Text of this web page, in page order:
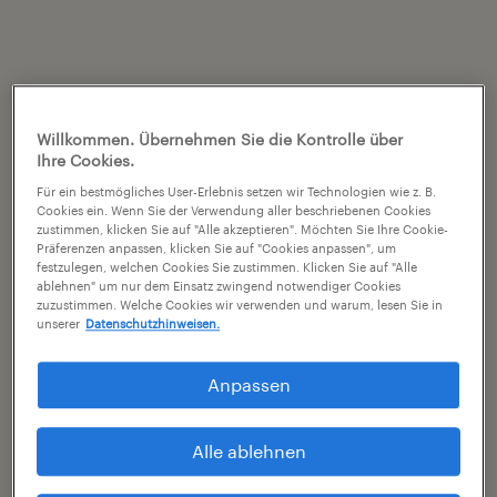
Willkommen. Übernehmen Sie die Kontrolle über
Ihre Cookies.
Für ein bestmögliches User-Erlebnis setzen wir Technologien wie z. B.
Cookies ein. Wenn Sie der Verwendung aller beschriebenen Cookies
zustimmen, klicken Sie auf "Alle akzeptieren". Möchten Sie Ihre Cookie-
Präferenzen anpassen, klicken Sie auf "Cookies anpassen", um
festzulegen, welchen Cookies Sie zustimmen. Klicken Sie auf "Alle
ablehnen" um nur dem Einsatz zwingend notwendiger Cookies
zuzustimmen. Welche Cookies wir verwenden und warum, lesen Sie in
unserer Datenschutzhinweisen.
Anpassen
Alle ablehnen